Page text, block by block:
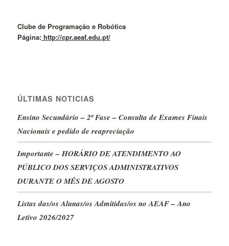
Clube de Programação e Robótica
Página:http://cpr.aeaf.edu.pt/
ÚLTIMAS NOTICIAS
Ensino Secundário – 2ª Fase – Consulta de Exames Finais
Nacionais e pedido de reapreciação
Importante – HORÁRIO DE ATENDIMENTO AO
PÚBLICO DOS SERVIÇOS ADMINISTRATIVOS
DURANTE O MÊS DE AGOSTO
Listas das/os Alunas/os Admitidas/os no AEAF – Ano
Letivo 2026/2027